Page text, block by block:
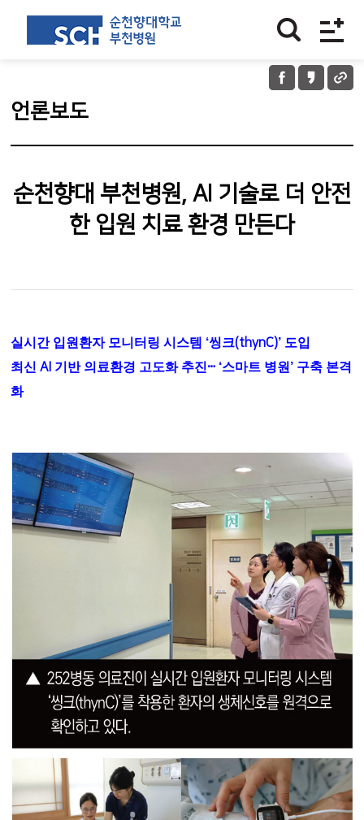
언론보도
순천향대 부천병원, AI 기술로 더 안전
한 입원 치료 환경 만든다
실시간 입원환자 모니터링 시스템 ‘씽크(thynC)’ 도입
최신AI 기반 의료환경 고도화 추진ⵈ ‘스마트 병원 ’ 구축 본격
화